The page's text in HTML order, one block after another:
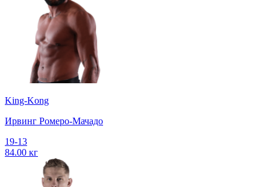
King-Kong
Ирвинг Ромеро-Мачадо
19-13
84.00 кг